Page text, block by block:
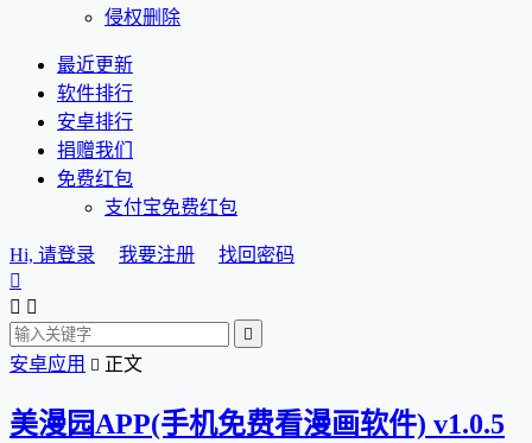
侵权删除
最近更新
软件排行
安卓排行
捐赠我们
免费红包
支付宝免费红包
Hi, 请登录 我要注册
找回密码

 

安卓应用  正文
美漫园APP(手机免费看漫画软件) v1.0.5